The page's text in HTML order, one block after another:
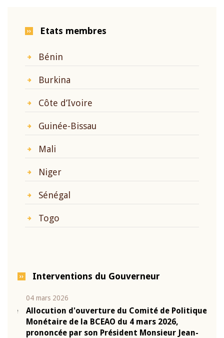
Etats membres
Bénin
Burkina
Côte d’Ivoire
Guinée-Bissau
Mali
Niger
Sénégal
Togo
Interventions du Gouverneur
04 mars 2026
Allocution d'ouverture du Comité de Politique
Monétaire de la BCEAO du 4 mars 2026,
prononcée par son Président Monsieur Jean-